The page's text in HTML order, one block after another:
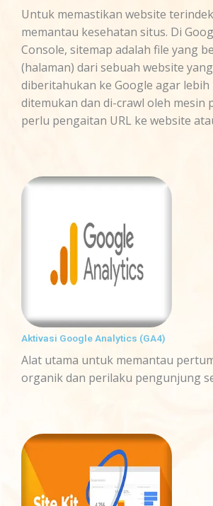
Untuk memastikan website
memantau kesehatan situs. Di
Console, sitemap adalah file yang
(halaman) dari sebuah website
diberitahukan ke Google agar lebih
ditemukan dan di-crawl oleh mesin
perlu pengaitan URL ke website
Aktivasi Google Analytics (GA4)
Alat utama untuk memantau
organik dan perilaku pengunjung